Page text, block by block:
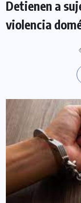
Detienen a
violencia